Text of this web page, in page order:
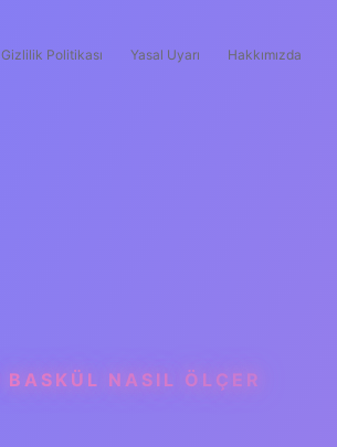
Gizlilik Politikası Yasal Uyarı Hakkımızda
BASKÜL NASIL ÖLÇER